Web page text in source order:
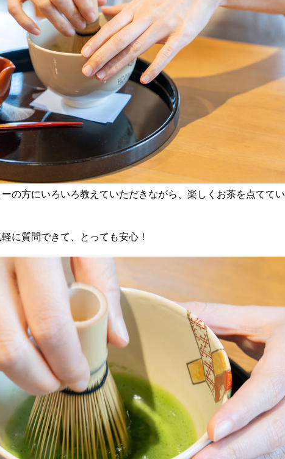
の方にいろいろ教えていただきながら、楽しくお茶を点ててい
に質問できて、とっても安心！